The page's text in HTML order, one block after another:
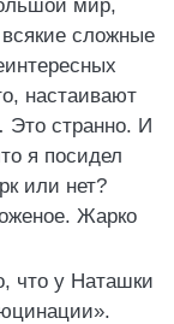
мир,
всякие сложные
настаивают
Это странно. И
я посидел
или нет?
Жарко
что у Наташки